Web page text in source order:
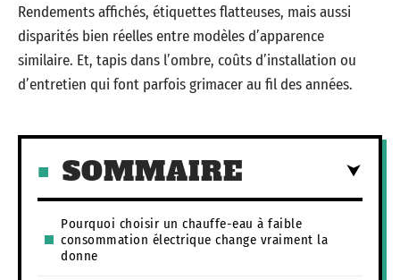
Rendements affichés, étiquettes flatteuses, mais aussi
disparités bien réelles entre modèles d’apparence
similaire. Et, tapis dans l’ombre, coûts d’installation ou
d’entretien qui font parfois grimacer au fil des années.
SOMMAIRE
Pourquoi choisir un chauffe-eau à faible
consommation électrique change vraiment la
donne